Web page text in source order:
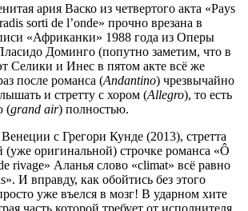
ария Васко из четвертого акта «Pays
sorti de l’onde» прочно врезана в
«Африканки» 1988 года из Оперы
Доминго (попутно заметим, что в
Селики и Инес в пятом акте всё же
после романса (Andantino) чрезвычайно
и стретту с хором (Allegro), то есть
(grand air) полностью.
с Грегори Кунде (2013), стретта
(уже оригинальной) строчке романса «Ô
rivage» Аланья слово «climat» всё равно
И вправду, как обойтись без этого
уже въелся в мозг! В ударном хите
часть которой требует от исполнителя